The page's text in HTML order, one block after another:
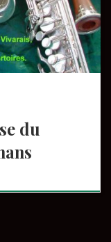
du